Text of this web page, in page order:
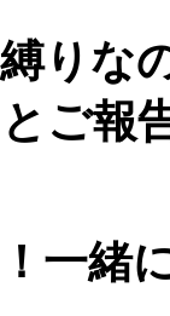
りな
ご報
一緒